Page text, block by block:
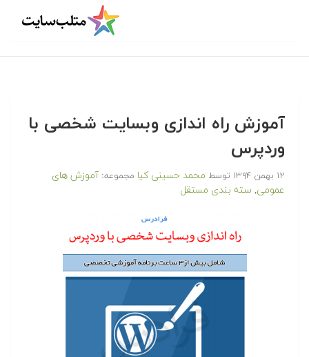
آموزش راه اندازی وبسایت شخصی با
وردپرس
۱۲ بهمن ۱۳۹۴ توسط محمد حسینی کیا مجموعه: آموزش های
عمومی, سته بندی مستقل